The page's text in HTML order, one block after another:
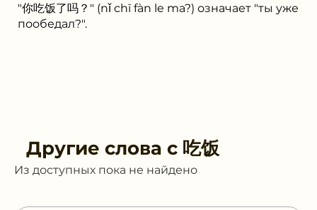
"你吃饭了吗？" (nǐ chī fàn le ma?) означает "ты уже
пообедал?".
Другие слова с 吃饭
Из доступных пока не найдено